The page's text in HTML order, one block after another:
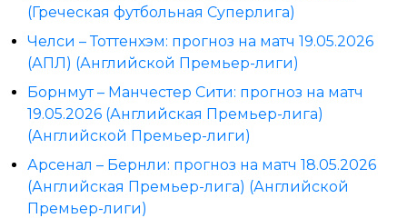
(Греческая футбольная Суперлига)
Челси – Тоттенхэм: прогноз на матч 19.05.2026
(АПЛ) (Английской Премьер-лиги)
Борнмут – Манчестер Сити: прогноз на матч
19.05.2026 (Английская Премьер-лига)
(Английской Премьер-лиги)
Арсенал – Бернли: прогноз на матч 18.05.2026
(Английская Премьер-лига) (Английской
Премьер-лиги)